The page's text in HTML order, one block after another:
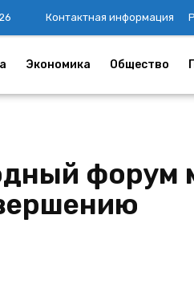
Контактная информация
Экономика Общество
форум